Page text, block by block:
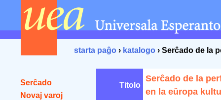
starta paĝo › katalogo › Serĉado de la
Serĉado
Novaj varoj
Titolo
Serĉado de la
en la eŭropa